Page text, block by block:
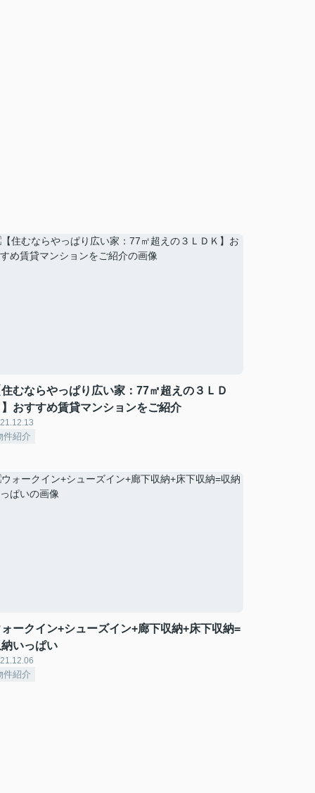
むならやっぱり広い家：77㎡超えの３ＬＤ
おすすめ賃貸マンションをご紹介
件紹介
ークイン+シューズイン+廊下収納+床下収納=
いっぱい
件紹介